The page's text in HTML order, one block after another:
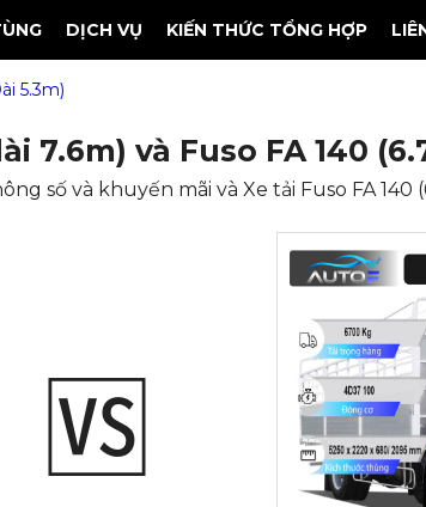
DỊCH VỤ KIẾN THỨC TỔNG HỢP
5.3m)
7.6m) và Fuso FA 140
số và khuyến mãi và Xe tải Fuso FA 140